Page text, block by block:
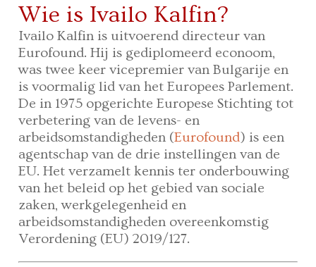
Wie is Ivailo Kalfin?
Ivailo Kalfin is uitvoerend directeur van
Eurofound. Hij is gediplomeerd econoom,
was twee keer vicepremier van Bulgarije en
is voormalig lid van het Europees Parlement.
De in 1975 opgerichte Europese Stichting tot
verbetering van de levens- en
arbeidsomstandigheden (Eurofound) is een
agentschap van de drie instellingen van de
EU. Het verzamelt kennis ter onderbouwing
van het beleid op het gebied van sociale
zaken, werkgelegenheid en
arbeidsomstandigheden overeenkomstig
Verordening (EU) 2019/127.